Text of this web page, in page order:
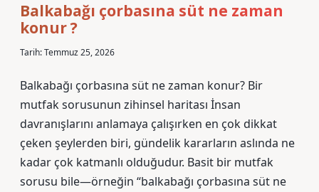
?
Balkabağı çorbasına süt ne zaman
konur ?
Tarih: Temmuz 25, 2026
Balkabağı çorbasına süt ne zaman konur? Bir
mutfak sorusunun zihinsel haritası İnsan
davranışlarını anlamaya çalışırken en çok dikkat
çeken şeylerden biri, gündelik kararların aslında ne
kadar çok katmanlı olduğudur. Basit bir mutfak
sorusu bile—örneğin “balkabağı çorbasına süt ne